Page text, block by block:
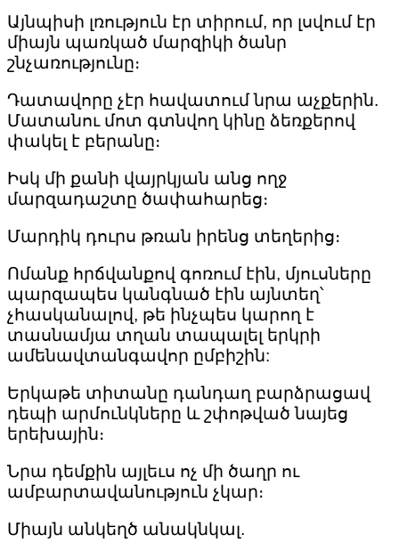
Այնպիսի լռություն էր տիրում, որ լսվում էր
միայն պառկած մարզիկի ծանր
շնչառությունը։
Դատավորը չէր հավատում նրա աչքերին.
Մատանու մոտ գտնվող կինը ձեռքերով
փակել է բերանը։
Իսկ մի քանի վայրկյան անց ողջ
մարզադաշտը ծափահարեց։
Մարդիկ դուրս թռան իրենց տեղերից։
Ոմանք հրճվանքով գոռում էին, մյուսները
պարզապես կանգնած էին այնտեղ՝
չհասկանալով, թե ինչպես կարող է
տասնամյա տղան տապալել երկրի
ամենավտանգավոր ըմբիշին:
Երկաթե տիտանը դանդաղ բարձրացավ
դեպի արմունկները և շփոթված նայեց
երեխային։
Նրա դեմքին այլեւս ոչ մի ծաղր ու
ամբարտավանություն չկար։
Միայն անկեղծ անակնկալ.